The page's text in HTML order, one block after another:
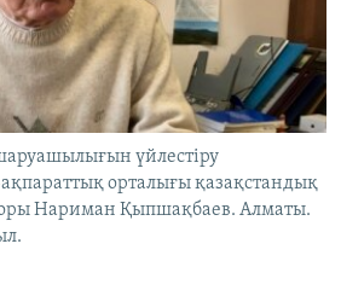
үйлестіру
орталығы қазақстандық
Нариман Қыпшақбаев. Алматы.